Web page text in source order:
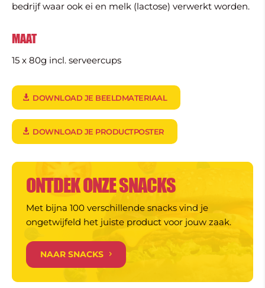
bedrijf waar ook ei en melk (lactose) verwerkt worden.
MAAT
15 x 80g incl. serveercups
DOWNLOAD JE BEELDMATERIAAL
DOWNLOAD JE PRODUCTPOSTER
ONTDEK ONZE SNACKS
Met bijna 100 verschillende snacks vind je
ongetwijfeld het juiste product voor jouw zaak.
NAAR SNACKS